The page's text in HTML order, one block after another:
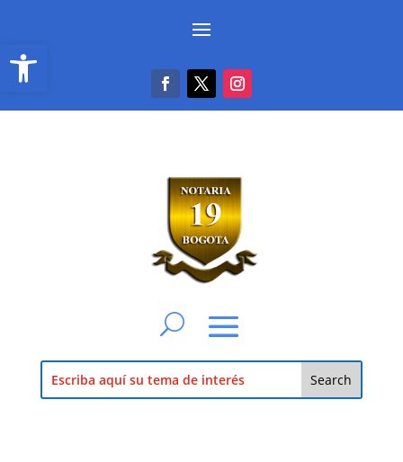
Abrir barra de herramientas